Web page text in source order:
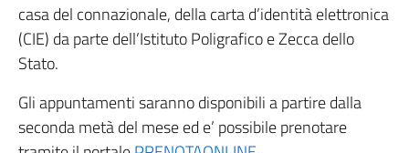
casa del connazionale, della carta d’identità elettronica
(CIE) da parte dell’Istituto Poligrafico e Zecca dello
Stato.
Gli appuntamenti saranno disponibili a partire dalla
seconda metà del mese ed e’ possibile prenotare